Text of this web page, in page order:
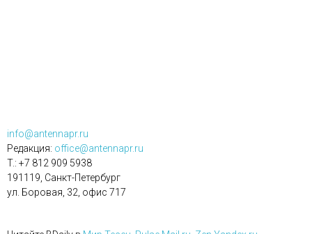
info@antennapr.ru
Редакция: office@antennapr.ru
T.: +7 812 909 5938
191119, Санкт-Петербург
ул. Боровая, 32, офис 717